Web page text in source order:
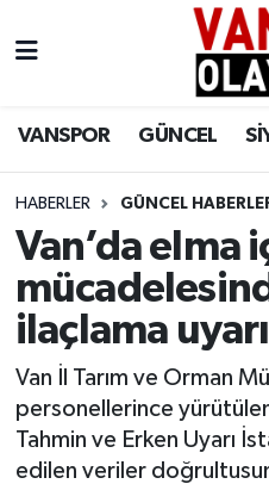
VANSPOR GÜNCEL
HABERLER GÜNCEL
Van’da elma
ilaçlama
Van İl Tarım ve Orman
personellerince yürütülen
Tahmin ve Erken Uyarı
edilen veriler
Siyaset
Ekonomi
Sağlık
Bilim & Teknoloji
Van Nöbetçi
Van Namaz Vakitleri
Van Trafik Yoğunluk
Süper Lig Puan
Son Dakika Haberleri